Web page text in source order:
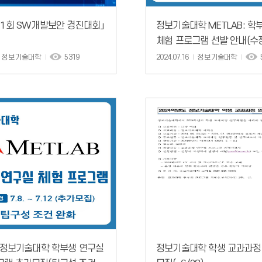
회 SW개발보안 경진대회」
정보기술대학 5319
정보기술대학 METLAB: 학
체험 프로그램 선발 안내(수
2024.07.16 정보기술대학
보기술대학 학부생 연구실
정보기술대학 학생 교과과